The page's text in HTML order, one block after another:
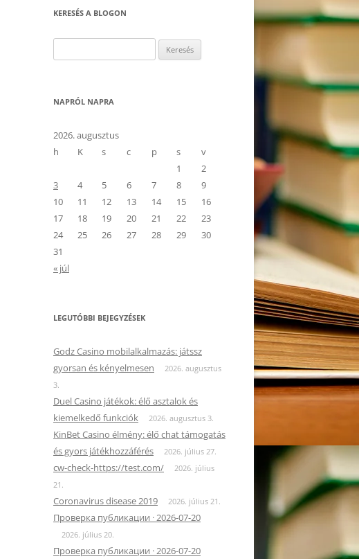
KERESÉS A BLOGON
NAPRÓL NAPRA
2026. augusztus
h
K s c p s
v
1
2
3
4 5 6 7 8
9
10
11 12 13 14 15
16
17
18 19 20 21 22
23
24
25 26 27 28 29
30
31
« júl
LEGUTÓBBI BEJEGYZÉSEK
Godz Casino mobilalkalmazás: játssz
gyorsan és kényelmesen
2026. augusztus
3.
Duel Casino játékok: élő asztalok és
kiemelkedő funkciók
2026. augusztus 3.
KinBet Casino élmény: élő chat támogatás
és gyors játékhozzáférés
2026. július 27.
cw-check-https://test.com/
2026. július
21.
Coronavirus disease 2019 2026. július 21.
Проверка публикации · 2026-07-20
2026. július 20.
Проверка публикации · 2026-07-20